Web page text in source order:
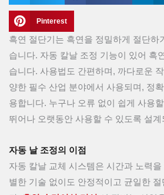
Pinterest
흑연 절단기는 흑연을 정밀하게 절단하
습니다. 자동 칼날 조정 기능이 있어 흑
습니다. 사용법도 간편하며, 까다로운
양한 필수 산업 분야에서 사용되며, 정
용합니다. 누구나 오류 없이 쉽게 사용
뛰어나 오랫동안 사용할 수 있도록 설계
자동 날 조정의 이점
자동 칼날 교체 시스템은 시간과 노력
별한 기술 없이도 안정적이고 균일한 절